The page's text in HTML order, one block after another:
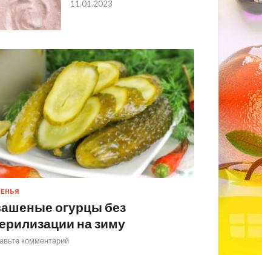
11.01.2023
огурцы без
на зиму
комментарий